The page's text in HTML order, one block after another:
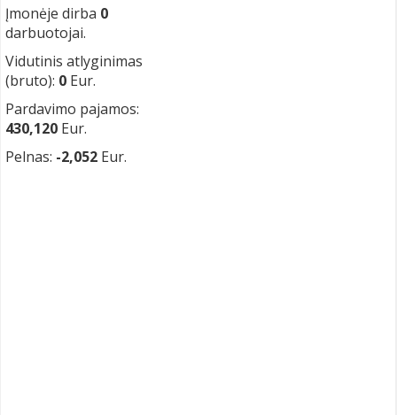
Įmonėje dirba 0
darbuotojai.
Vidutinis atlyginimas
(bruto): 0 Eur.
Pardavimo pajamos:
430,120 Eur.
Pelnas: -2,052 Eur.